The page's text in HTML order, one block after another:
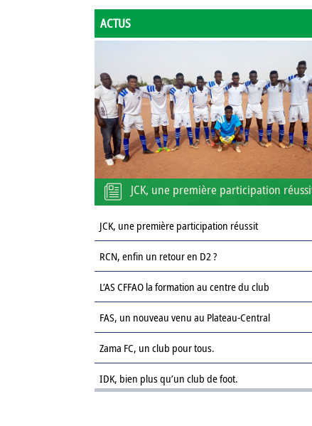
ACTUS
JCK, une première participation
JCK, une première participation réussit
RCN, enfin un retour en D2 ?
L’AS CFFAO la formation au centre du club
FAS, un nouveau venu au Plateau-Central
Zama FC, un club pour tous.
IDK, bien plus qu’un club de foot.